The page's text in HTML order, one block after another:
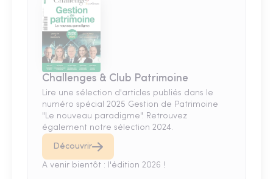
Challenges & Club Patrimoine
Lire une sélection d'articles publiés dans le
numéro spécial 2025 Gestion de Patrimoine
"Le nouveau paradigme". Retrouvez
également notre sélection 2024.
Découvrir
A venir bientôt : l'édition 2026 !